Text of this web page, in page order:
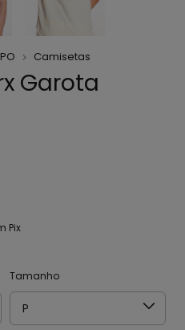
Camisetas
Garota
Pix
Tamanho